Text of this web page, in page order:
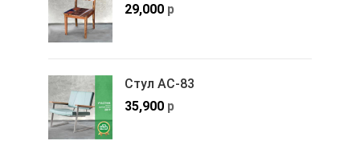
29,000 р
Стул АС-83
35,900 р